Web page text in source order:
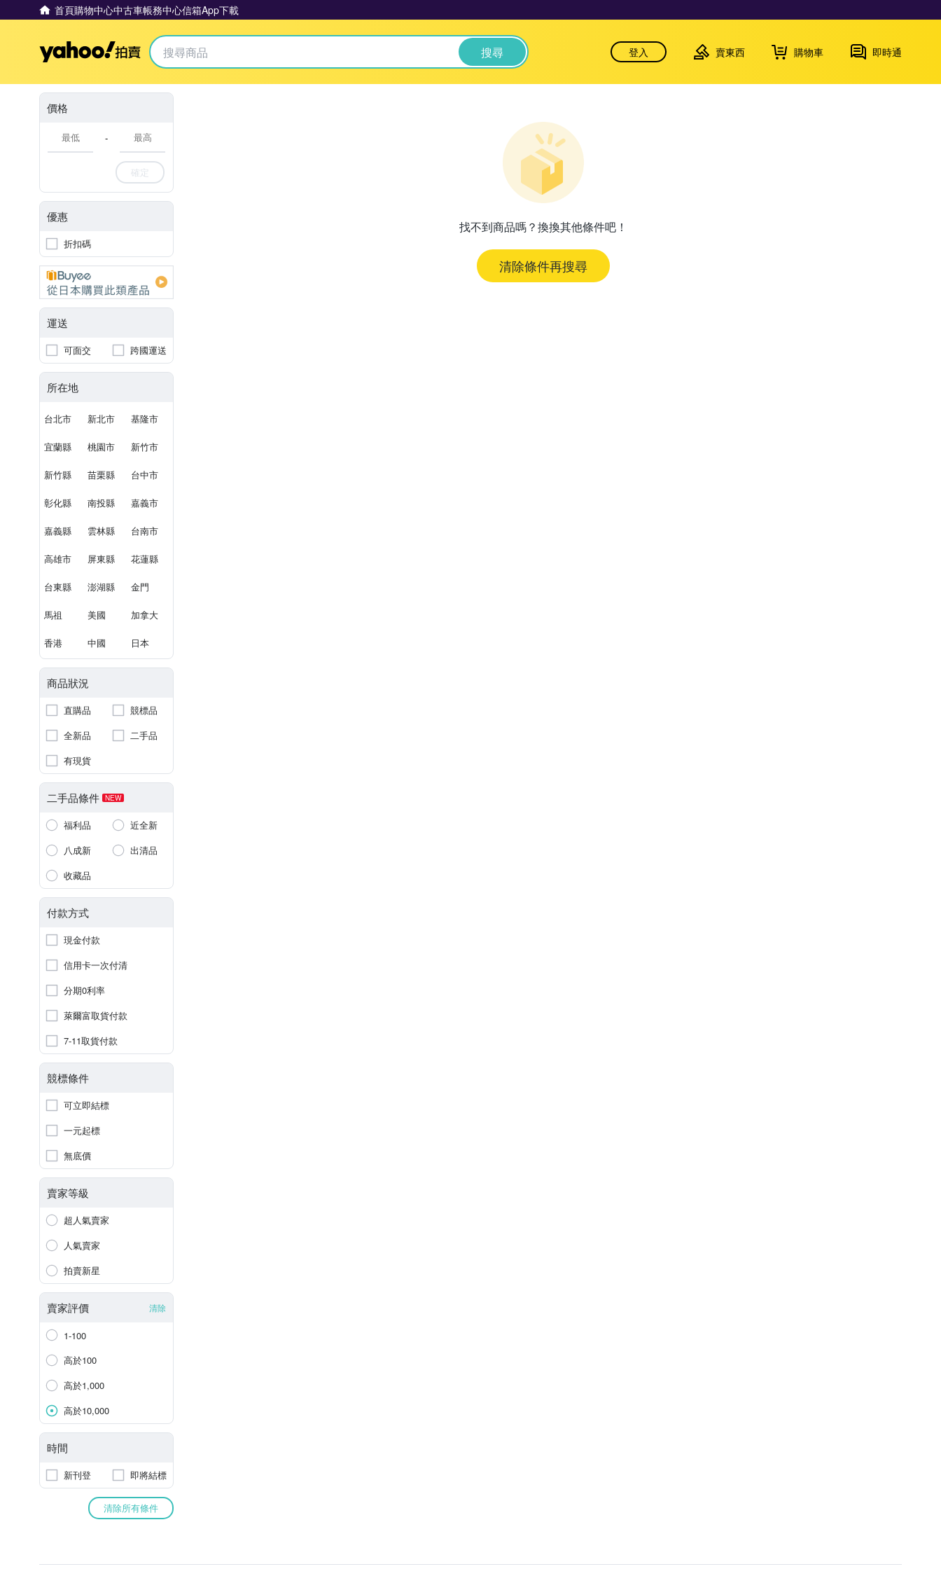
首頁購物中心中古車帳務中心信箱App下載
Yahoo拍賣 搜尋 登入 賣東西 購物車 即時通
價格
-
確定
優惠
折扣碼
運送
可面交 跨國運送
所在地
台北市 新北市 基隆市
宜蘭縣 桃園市 新竹市
新竹縣 苗栗縣 台中市
彰化縣 南投縣 嘉義市
嘉義縣 雲林縣 台南市
高雄市 屏東縣 花蓮縣
台東縣 澎湖縣 金門
馬祖 美國 加拿大
香港 中國 日本
商品狀況
直購品
競標品
全新品
二手品
有現貨
二手品條件 NEW
福利品
近全新
八成新
出清品
收藏品
付款方式
現金付款
信用卡一次付清
分期0利率
萊爾富取貨付款
7-11取貨付款
競標條件
可立即結標
一元起標
無底價
賣家等級
超人氣賣家
人氣賣家
拍賣新星
賣家評價 清除
1-100
高於100
高於1,000
高於10,000
時間
新刊登 即將結標
清除所有條件
找不到商品嗎？換換其他條件吧！
清除條件再搜尋